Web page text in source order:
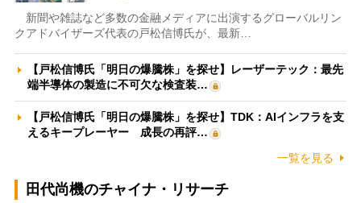
新聞や雑誌など多数の金融メディアに出演するグローバルリン
クアドバイザーズ代表の戸松信博氏が、最新…
【戸松信博氏「明日の爆騰株」を探せ】レーザーテック：最先
端半導体の製造に不可欠な検査装…
【戸松信博氏「明日の爆騰株」を探せ】TDK：AIインフラを支
えるキープレーヤー 成長の再評…
一覧を見る
田代尚機のチャイナ・リサーチ